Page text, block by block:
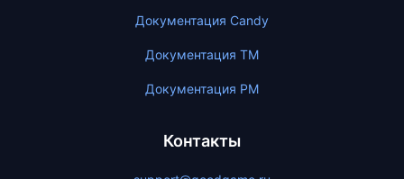
Документация Candy
Документация ТМ
Документация PM
Контакты